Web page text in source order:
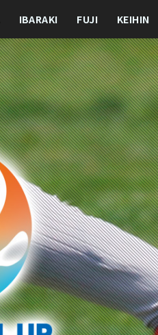
IBARAKI FUJI KEIHIN